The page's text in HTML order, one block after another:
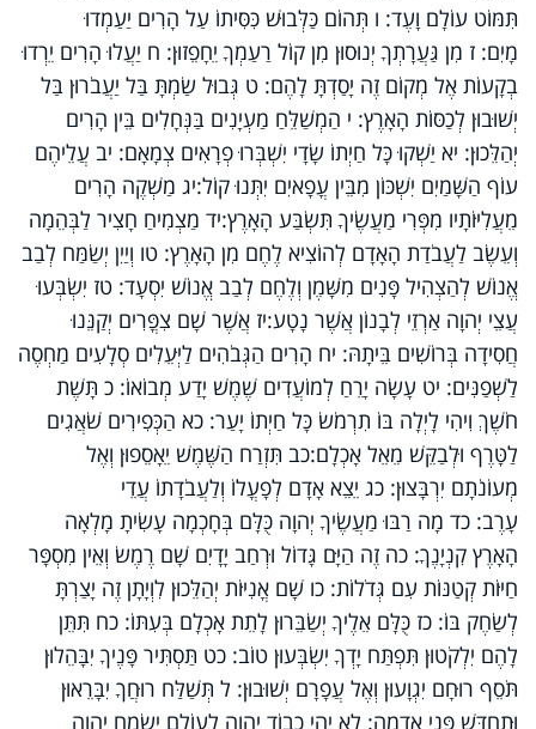
תִּמּוֹט עוֹלָם וָעֶד: ו תְּהוֹם כַּלְּבוּשׁ כִּסִּיתוֹ עַל הָרִים יַעַמְדוּ
מָיִם: ז מִן גַּעֲרָתְךָ יְנוּסוּן מִן קוֹל רַעַמְךָ יֵחָפֵזוּן: ח יַעֲלוּ הָרִים יֵרְדוּ
בְקָעוֹת אֶל מְקוֹם זֶה יָסַדְתָּ לָהֶם: ט גְּבוּל שַׂמְתָּ בַּל יַעֲבֹרוּן בַּל
יְשׁוּבוּן לְכַסּוֹת הָאָרֶץ: י הַמְשַׁלֵּחַ מַעְיָנִים בַּנְּחָלִים בֵּין הָרִים
יְהַלֵּכוּן: יא יַשְׁקוּ כָּל חַיְתוֹ שָׂדָי יִשְׁבְּרוּ פְרָאִים צְמָאָם: יב עֲלֵיהֶם
עוֹף הַשָּׁמַיִם יִשְׁכּוֹן מִבֵּין עֳפָאיִם יִתְּנוּ קוֹל:יג מַשְׁקֶה הָרִים
מֵעֲלִיּוֹתָיו מִפְּרִי מַעֲשֶׂיךָ תִּשְׂבַּע הָאָרֶץ:יד מַצְמִיחַ חָצִיר לַבְּהֵמָה
וְעֵשֶׂב לַעֲבֹדַת הָאָדָם לְהוֹצִיא לֶחֶם מִן הָאָרֶץ: טו וְיַיִן יְשַׂמַּח לְבַב
אֱנוֹשׁ לְהַצְהִיל פָּנִים מִשָּׁמֶן וְלֶחֶם לְבַב אֱנוֹשׁ יִסְעָד: טז יִשְׂבְּעוּ
עֲצֵי יְהוָה אַרְזֵי לְבָנוֹן אֲשֶׁר נָטָע:יז אֲשֶׁר שָׁם צִפֳּרִים יְקַנֵּנוּ
חֲסִידָה בְּרוֹשִׁים בֵּיתָהּ: יח הָרִים הַגְּבֹהִים לַיְּעֵלִים סְלָעִים מַחְסֶה
לַשְׁפַנִּים: יט עָשָׂה יָרֵחַ לְמוֹעֲדִים שֶׁמֶשׁ יָדַע מְבוֹאוֹ: כ תָּשֶׁת
חֹשֶׁךְ וִיהִי לָיְלָה בּוֹ תִרְמֹשׂ כָּל חַיְתוֹ יָעַר: כא הַכְּפִירִים שֹׁאֲגִים
לַטָּרֶף וּלְבַקֵּשׁ מֵאֵל אָכְלָם:כב תִּזְרַח הַשֶּׁמֶשׁ יֵאָסֵפוּן וְאֶל
מְעוֹנֹתָם יִרְבָּצוּן: כג יֵצֵא אָדָם לְפָעֳלוֹ וְלַעֲבֹדָתוֹ עֲדֵי
עָרֶב: כד מָה רַבּוּ מַעֲשֶׂיךָ יְהוָה כֻּלָּם בְּחָכְמָה עָשִׂיתָ מָלְאָה
הָאָרֶץ קִנְיָנֶךָ: כה זֶה הַיָּם גָּדוֹל וּרְחַב יָדָיִם שָׁם רֶמֶשׂ וְאֵין מִסְפָּר
חַיּוֹת קְטַנּוֹת עִם גְּדֹלוֹת: כו שָׁם אֳנִיּוֹת יְהַלֵּכוּן לִוְיָתָן זֶה יָצַרְתָּ
לְשַׂחֶק בּוֹ: כז כֻּלָּם אֵלֶיךָ יְשַׂבֵּרוּן לָתֵת אָכְלָם בְּעִתּוֹ: כח תִּתֵּן
לָהֶם יִלְקֹטוּן תִּפְתַּח יָדְךָ יִשְׂבְּעוּן טוֹב: כט תַּסְתִּיר פָּנֶיךָ יִבָּהֵלוּן
תֹּסֵף רוּחָם יִגְוָעוּן וְאֶל עֲפָרָם יְשׁוּבוּן: ל תְּשַׁלַּח רוּחֲךָ יִבָּרֵאוּן
וּתְחַדֵּשׁ פְּנֵי אֲדָמָה: לא יְהִי כְבוֹד יְהוָה לְעוֹלָם יִשְׂמַח יְהוָה